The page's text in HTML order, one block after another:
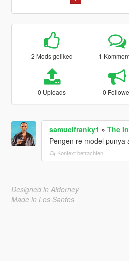
2 Mods geliked 1
0 Uploads 0
samuelfranky1 » The
Pengen re model punya
Kontext betrachten
Designed in Alderney
Made in Los Santos